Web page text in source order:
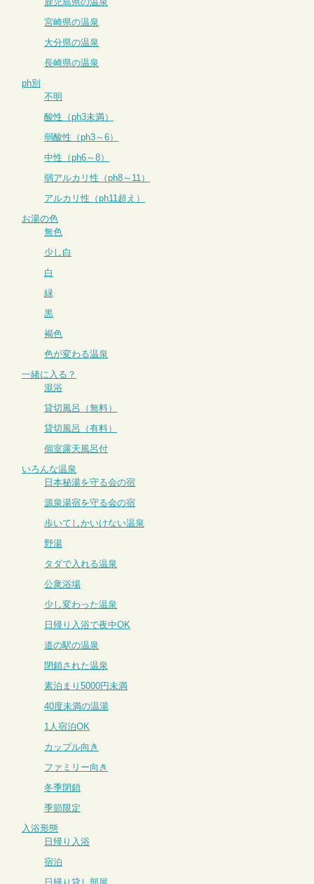
宮崎県の温泉
大分県の温泉
長崎県の温泉
ph別
不明
酸性（ph3未満）
弱酸性（ph3～6）
中性（ph6～8）
弱アルカリ性（ph8～11）
アルカリ性（ph11超え）
お湯の色
無色
少し白
白
緑
黒
褐色
色が変わる温泉
一緒に入る？
混浴
貸切風呂（無料）
貸切風呂（有料）
個室露天風呂付
いろんな温泉
日本秘湯を守る会の宿
源泉湯宿を守る会の宿
歩いてしかいけない温泉
野湯
タダで入れる温泉
公衆浴場
少し変わった温泉
日帰り入浴で夜中OK
道の駅の温泉
閉鎖された温泉
素泊まり5000円未満
40度未満の温湯
1人宿泊OK
カップル向き
ファミリー向き
冬季閉鎖
季節限定
入浴形態
日帰り入浴
宿泊